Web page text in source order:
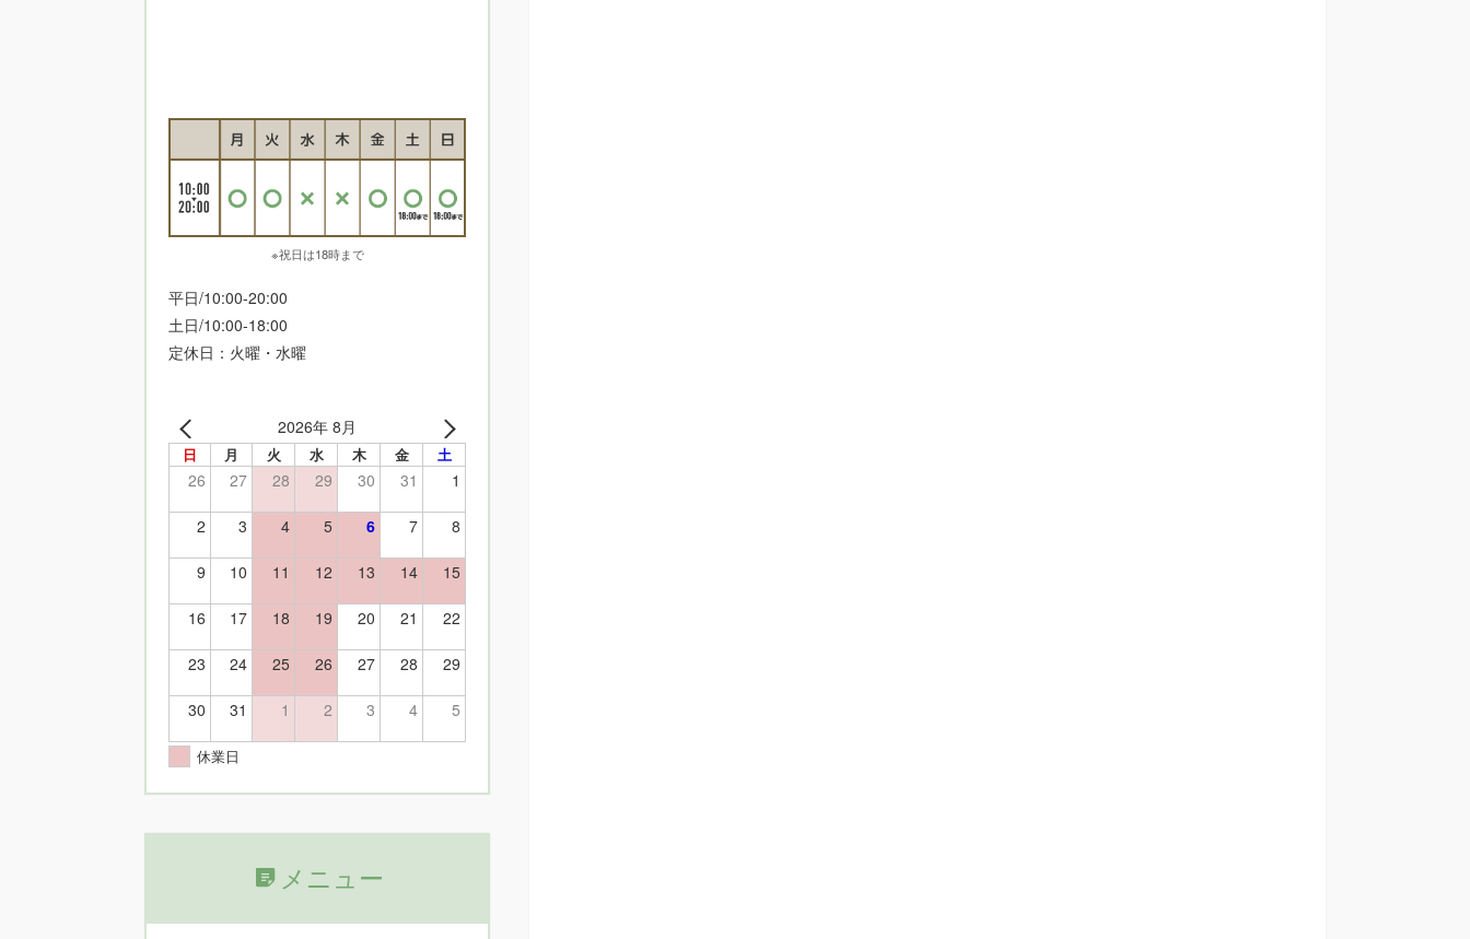
※祝日は18時まで
平日/10:00-20:00
土日/10:00-18:00
定休日：火曜・水曜
2026年 8月
日 月 火 水 木 金 土
26 27 28 29 30 31 1
2 3 4 5 6 7 8
9 10 11 12 13 14 15
16 17 18 19 20 21 22
23 24 25 26 27 28 29
30 31 1 2 3 4 5
休業日
メニュー